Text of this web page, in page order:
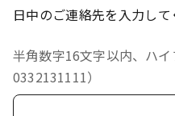
日中のご連絡先を入力して
半角数字16文字以内、ハイ
0332131111）